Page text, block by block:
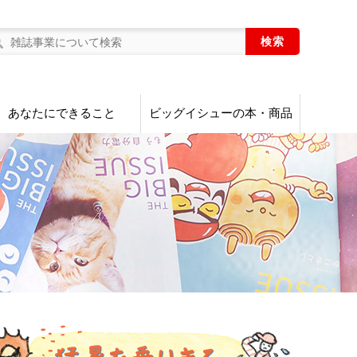
あなたにできること ビッグイシューの本・商品